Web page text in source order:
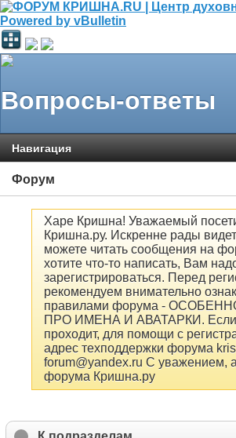
Вопросы-ответы
Навигация
Форум
Харе Кришна! Уважаемый
Кришна.ру. Искренне рады
можете читать сообщения на
хотите что-то написать, Вам
зарегистрироваться. Перед
рекомендуем внимательно
правилами форума -
ПРО ИМЕНА И АВАТАРКИ. Если
проходит, для помощи с
адрес техподдержки форума
forum@yandex.ru С уважением,
форума Кришна.ру